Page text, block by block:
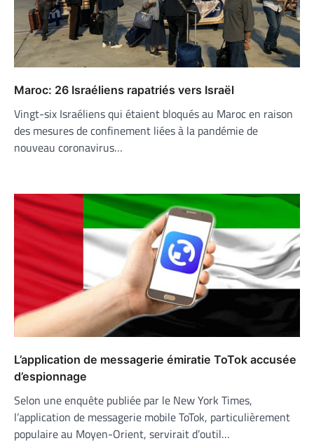
Maroc: 26 Israéliens rapatriés vers Israël
Vingt-six Israéliens qui étaient bloqués au Maroc en raison
des mesures de confinement liées à la pandémie de
nouveau coronavirus…
L’application de messagerie émiratie ToTok accusée
d’espionnage
Selon une enquête publiée par le New York Times,
l’application de messagerie mobile ToTok, particulièrement
populaire au Moyen-Orient, servirait d’outil…